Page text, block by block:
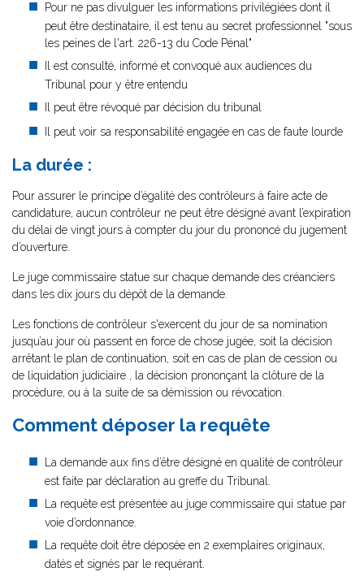
Pour ne pas divulguer les informations privilégiées dont il
peut être destinataire, il est tenu au secret professionnel "sous
les peines de l'art. 226-13 du Code Pénal"
Il est consulté, informé et convoqué aux audiences du
Tribunal pour y être entendu
Il peut être révoqué par décision du tribunal
Il peut voir sa responsabilité engagée en cas de faute lourde
La durée :
Pour assurer le principe d’égalité des contrôleurs à faire acte de
candidature, aucun contrôleur ne peut être désigné avant l’expiration
du délai de vingt jours à compter du jour du prononcé du jugement
d’ouverture.
Le juge commissaire statue sur chaque demande des créanciers
dans les dix jours du dépôt de la demande.
Les fonctions de contrôleur s'exercent du jour de sa nomination
jusqu’au jour où passent en force de chose jugée, soit la décision
arrêtant le plan de continuation, soit en cas de plan de cession ou
de liquidation judiciaire , la décision prononçant la clôture de la
procédure, ou à la suite de sa démission ou révocation.
Comment déposer la requête
La demande aux fins d’être désigné en qualité de contrôleur
est faite par déclaration au greffe du Tribunal.
La requête est présentée au juge commissaire qui statue par
voie d’ordonnance.
La requête doit être déposée en 2 exemplaires originaux,
datés et signés par le requérant.